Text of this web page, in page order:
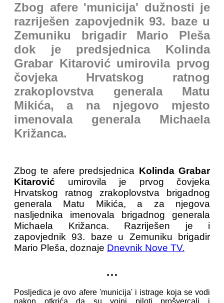
Zbog afere 'municija' dužnosti je
razriješen zapovjednik 93. baze u
Zemuniku brigadir Mario Pleša
dok je predsjednica Kolinda
Grabar Kitarović umirovila prvog
čovjeka Hrvatskog ratnog
zrakoplovstva generala Matu
Mikića, a na njegovo mjesto
imenovala generala Michaela
Križanca.
Zbog te afere predsjednica Kolinda Grabar
Kitarović umirovila je prvog čovjeka
Hrvatskog ratnog zrakoplovstva brigadnog
generala Matu Mikića, a za njegova
nasljednika imenovala brigadnog generala
Michaela Križanca. Razriješen je i
zapovjednik 93. baze u Zemuniku brigadir
Mario Pleša, doznaje Dnevnik Nove TV.
...
Posljedica je ovo afere 'municija' i istrage koja se vodi